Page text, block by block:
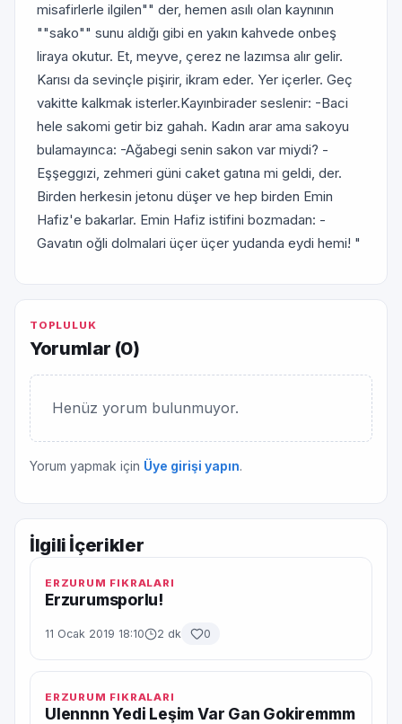
misafirlerle ilgilen"" der, hemen asılı olan kaynının
""sako"" sunu aldığı gibi en yakın kahvede onbeş
liraya okutur. Et, meyve, çerez ne lazımsa alır gelir.
Karısı da sevinçle pişirir, ikram eder. Yer içerler. Geç
vakitte kalkmak isterler.Kayınbirader seslenir: -Baci
hele sakomi getir biz gahah. Kadın arar ama sakoyu
bulamayınca: -Ağabegi senin sakon var miydi? -
Eşşeggızi, zehmeri güni caket gatına mi geldi, der.
Birden herkesin jetonu düşer ve hep birden Emin
Hafiz'e bakarlar. Emin Hafiz istifini bozmadan: -
Gavatın oğli dolmalari üçer üçer yudanda eydi hemi! "
TOPLULUK
Yorumlar (0)
Henüz yorum bulunmuyor.
Yorum yapmak için Üye girişi yapın.
İlgili İçerikler
ERZURUM FIKRALARI
Erzurumsporlu!
11 Ocak 2019 18:10 2 dk 0
ERZURUM FIKRALARI
Ulennnn Yedi Leşim Var Gan Gokiremmm